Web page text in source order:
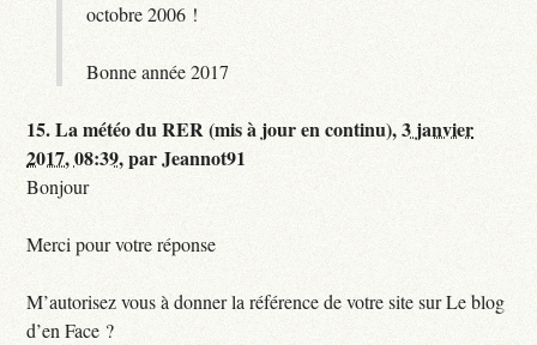
octobre 2006 !
Bonne année 2017
15.La météo du RER (mis à jour en continu),3 janvier
2017, 08:39,parJeannot91
Bonjour
Merci pour votre réponse
M’autorisez vous à donner la référence de votre site sur Le blog
d’en Face ?